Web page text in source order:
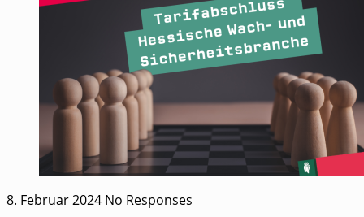
8. Februar 2024 No Responses